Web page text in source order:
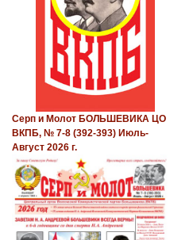
Серп и Молот БОЛЬШЕВИКА ЦО
ВКПБ, № 7-8 (392-393) Июль-
Август 2026 г.